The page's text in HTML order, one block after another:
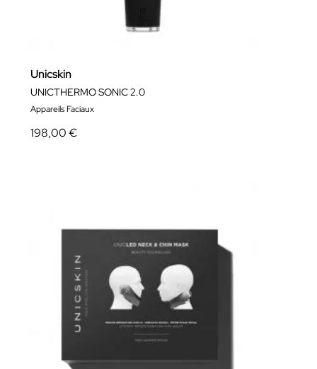
Unicskin
UNICTHERMO SONIC 2.0
Appareils Faciaux
198,00 €